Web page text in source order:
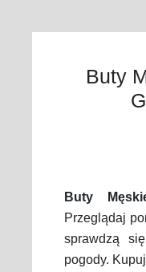
Buty
Buty
Przeglądaj
sprawdzą
pogody.